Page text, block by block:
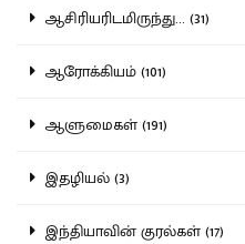
ஆசிரியரிடமிருந்து... (31)
ஆரோக்கியம் (101)
ஆளுமைகள் (191)
இதழியல் (3)
இந்தியாவின் குரல்கள் (17)